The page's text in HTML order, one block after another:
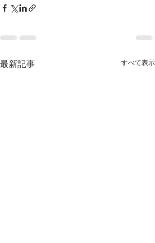
最新記事 すべて表示